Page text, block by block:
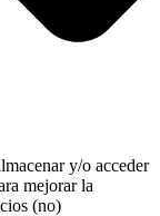
y/o acceder
mejorar la
(no)